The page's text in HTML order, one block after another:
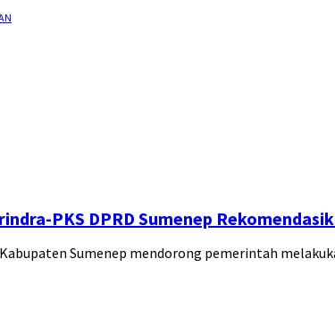
PKS DPRD Sumenep
Kabupaten Sumenep mendorong pemerintah